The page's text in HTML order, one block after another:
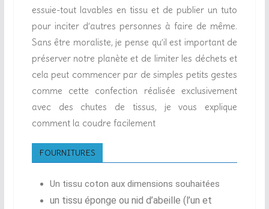
essuie-tout lavables en tissu et de publier un tuto
pour inciter d’autres personnes à faire de même.
Sans être moraliste, je pense qu’il est important de
préserver notre planète et de limiter les déchets et
cela peut commencer par de simples petits gestes
comme cette confection réalisée exclusivement
avec des chutes de tissus, je vous explique
comment la coudre facilement
FOURNITURES
Un tissu coton aux dimensions souhaitées
un tissu éponge ou nid d’abeille (l’un et